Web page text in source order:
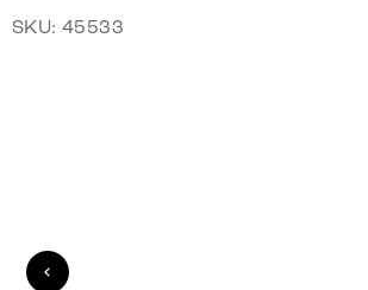
SKU: 45533